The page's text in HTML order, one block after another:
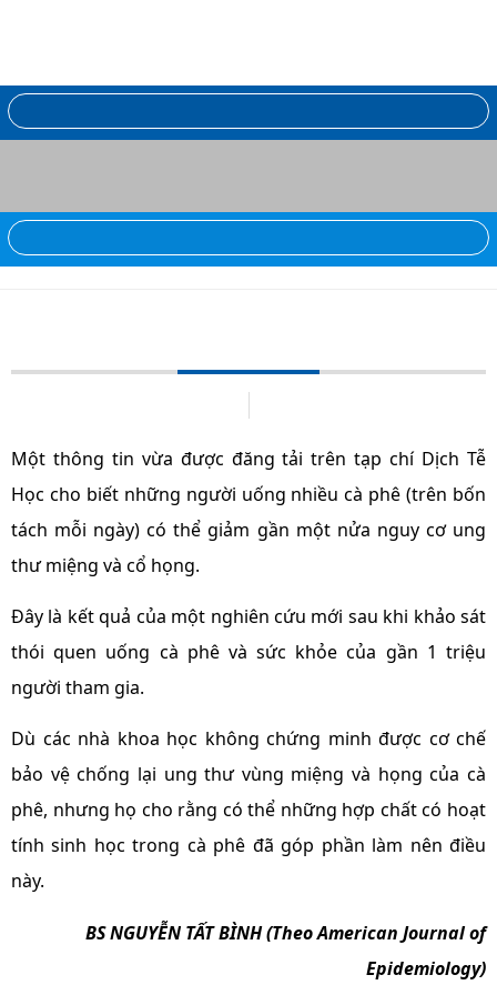
Một thông tin vừa được đăng tải trên tạp chí Dịch Tễ
Học cho biết những người uống nhiều cà phê (trên bốn
tách mỗi ngày) có thể giảm gần một nửa nguy cơ ung
thư miệng và cổ họng.
Đây là kết quả của một nghiên cứu mới sau khi khảo sát
thói quen uống cà phê và sức khỏe của gần 1 triệu
người tham gia.
Dù các nhà khoa học không chứng minh được cơ chế
bảo vệ chống lại ung thư vùng miệng và họng của cà
phê, nhưng họ cho rằng có thể những hợp chất có hoạt
tính sinh học trong cà phê đã góp phần làm nên điều
này.
BS NGUYỄN TẤT BÌNH (Theo American Journal of
Epidemiology)